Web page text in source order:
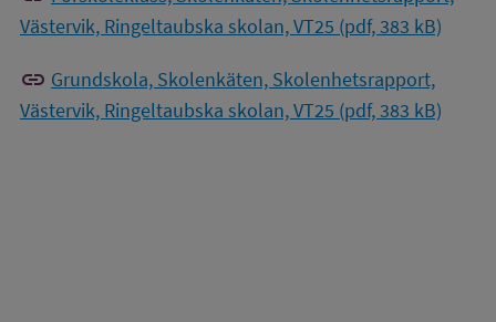
Västervik, Ringeltaubska skolan, VT25 (pdf, 383 kB)
link Grundskola, Skolenkäten, Skolenhetsrapport,
Västervik, Ringeltaubska skolan, VT25 (pdf, 383 kB)